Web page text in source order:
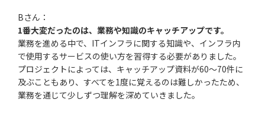
Bさん：
1番大変だったのは、業務や知識のキャッチアップです。
業務を進める中で、ITインフラに関する知識や、インフラ内
で使用するサービスの使い方を習得する必要がありました。
プロジェクトによっては、キャッチアップ資料が60〜70件に
及ぶこともあり、すべてを1度に覚えるのは難しかったため、
業務を通じて少しずつ理解を深めていきました。